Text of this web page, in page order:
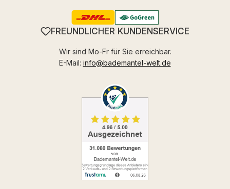
FREUNDLICHER KUNDENSERVICE
Wir sind Mo-Fr für Sie erreichbar.
E-Mail: info@bademantel-welt.de